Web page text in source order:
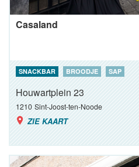
Casaland
SNACKBAR BROODJE SAP
Houwartplein 23
1210 Sint-Joost-ten-Noode
ZIE KAART